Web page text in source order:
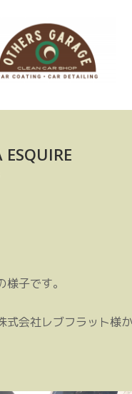
ースガ
ス
子です。
式会社レブフラット様